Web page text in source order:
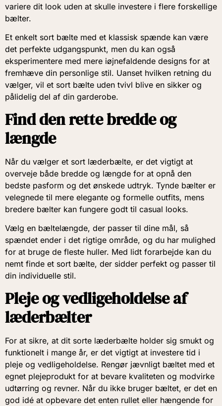
variere dit look uden at skulle investere i flere forskellige
bælter.
Et enkelt sort bælte med et klassisk spænde kan være
det perfekte udgangspunkt, men du kan også
eksperimentere med mere iøjnefaldende designs for at
fremhæve din personlige stil. Uanset hvilken retning du
vælger, vil et sort bælte uden tvivl blive en sikker og
pålidelig del af din garderobe.
Find den rette bredde og
længde
Når du vælger et sort læderbælte, er det vigtigt at
overveje både bredde og længde for at opnå den
bedste pasform og det ønskede udtryk. Tynde bælter er
velegnede til mere elegante og formelle outfits, mens
bredere bælter kan fungere godt til casual looks.
Vælg en bæltelængde, der passer til dine mål, så
spændet ender i det rigtige område, og du har mulighed
for at bruge de fleste huller. Med lidt forarbejde kan du
nemt finde et sort bælte, der sidder perfekt og passer til
din individuelle stil.
Pleje og vedligeholdelse af
læderbælter
For at sikre, at dit sorte læderbælte holder sig smukt og
funktionelt i mange år, er det vigtigt at investere tid i
pleje og vedligeholdelse. Rengør jævnligt bæltet med et
egnet plejeprodukt for at bevare kvaliteten og modvirke
udtørring og revner. Når du ikke bruger bæltet, er det en
god idé at opbevare det enten rullet eller hængende for